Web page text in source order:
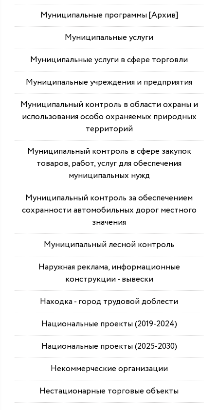
Муниципальные программы [Архив]
Муниципальные услуги
Муниципальные услуги в сфере торговли
Муниципальные учреждения и предприятия
Муниципальный контроль в области охраны и
использования особо охраняемых природных
территорий
Муниципальный контроль в сфере закупок
товаров, работ, услуг для обеспечения
муниципальных нужд
Муниципальный контроль за обеспечением
сохранности автомобильных дорог местного
значения
Муниципальный лесной контроль
Наружная реклама, информационные
конструкции - вывески
Находка - город трудовой доблести
Национальные проекты (2019-2024)
Национальные проекты (2025-2030)
Некоммерческие организации
Нестационарные торговые объекты